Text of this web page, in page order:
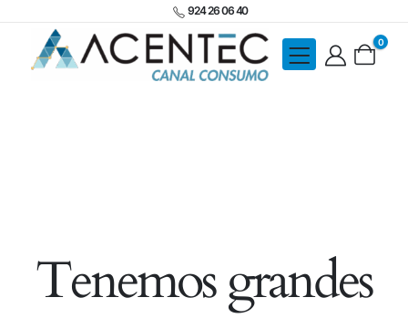
924 26 06 40
0
Tenemos grandes